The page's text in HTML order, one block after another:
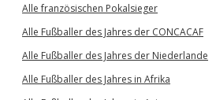
Alle französischen Pokalsieger
Alle Fußballer des Jahres der CONCACAF
Alle Fußballer des Jahres der Niederlande
Alle Fußballer des Jahres in Afrika